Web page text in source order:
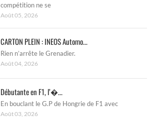
compétition ne se
Août 05, 2026
CARTON PLEIN : INEOS Automo...
Rien n’arrête le Grenadier.
Août 04, 2026
Débutante en F1, l’�...
En bouclant le G.P de Hongrie de F1 avec
Août 03, 2026